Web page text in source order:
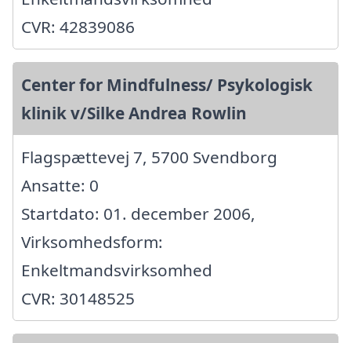
CVR: 42839086
Center for Mindfulness/ Psykologisk
klinik v/Silke Andrea Rowlin
Flagspættevej 7, 5700 Svendborg
Ansatte: 0
Startdato: 01. december 2006,
Virksomhedsform:
Enkeltmandsvirksomhed
CVR: 30148525